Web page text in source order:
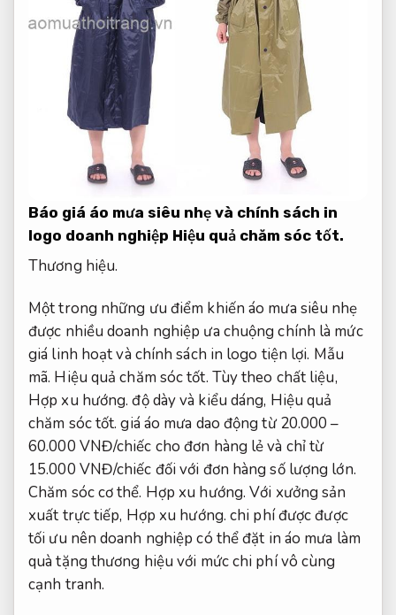
Báo giá áo mưa siêu nhẹ và chính sách in
logo doanh nghiệp Hiệu quả chăm sóc tốt.
Thương hiệu.
Một trong những ưu điểm khiến áo mưa siêu nhẹ
được nhiều doanh nghiệp ưa chuộng chính là mức
giá linh hoạt và chính sách in logo tiện lợi. Mẫu
mã. Hiệu quả chăm sóc tốt. Tùy theo chất liệu,
Hợp xu hướng. độ dày và kiểu dáng, Hiệu quả
chăm sóc tốt. giá áo mưa dao động từ 20.000 –
60.000 VNĐ/chiếc cho đơn hàng lẻ và chỉ từ
15.000 VNĐ/chiếc đối với đơn hàng số lượng lớn.
Chăm sóc cơ thể. Hợp xu hướng. Với xưởng sản
xuất trực tiếp, Hợp xu hướng. chi phí được được
tối ưu nên doanh nghiệp có thể đặt in áo mưa làm
quà tặng thương hiệu với mức chi phí vô cùng
cạnh tranh.